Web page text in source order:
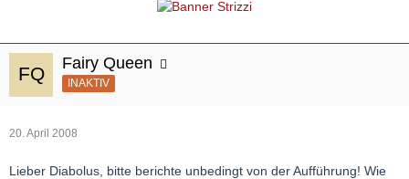
Fairy Queen
INAKTIV
20. April 2008
Lieber Diabolus, bitte berichte unbedingt von der Aufführung! Wie